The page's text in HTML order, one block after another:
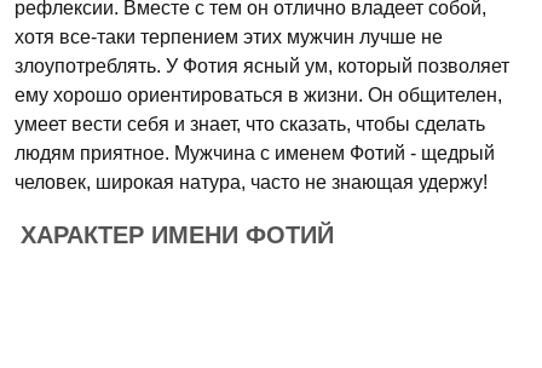
рефлексии. Вместе с тем он отлично владеет собой,
хотя все-таки терпением этих мужчин лучше не
злоупотреблять. У Фотия ясный ум, который позволяет
ему хорошо ориентироваться в жизни. Он общителен,
умеет вести себя и знает, что сказать, чтобы сделать
людям приятное. Мужчина с именем Фотий - щедрый
человек, широкая натура, часто не знающая удержу!
ХАРАКТЕР ИМЕНИ ФОТИЙ